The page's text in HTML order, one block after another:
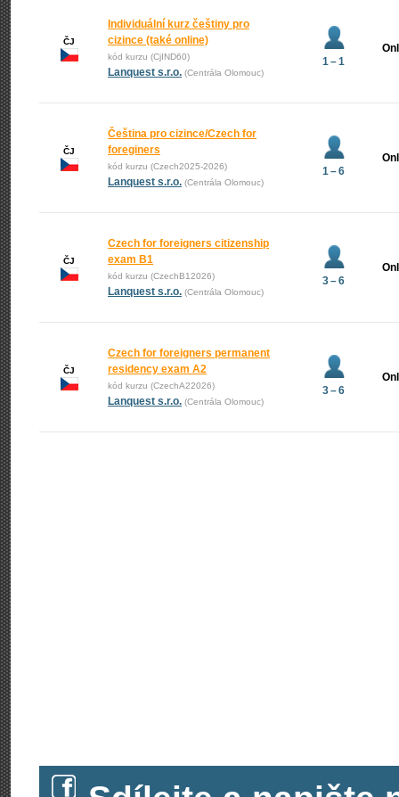
ČJ
Individuální kurz češtiny pro
cizince (také online)
kód kurzu (CjIND60)
Lanquest s.r.o. (Centrála Olomouc)
1 – 1
ČJ
Čeština pro cizince/Czech for
foreginers
kód kurzu (Czech2025-2026)
Lanquest s.r.o. (Centrála Olomouc)
1 – 6
ČJ
Czech for foreigners citizenship
exam B1
kód kurzu (CzechB12026)
Lanquest s.r.o. (Centrála Olomouc)
3 – 6
ČJ
Czech for foreigners permanent
residency exam A2
kód kurzu (CzechA22026)
Lanquest s.r.o. (Centrála Olomouc)
3 – 6